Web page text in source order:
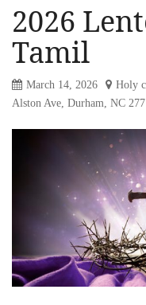
2026
Tamil
March 14, 2026
Holy
Alston Ave, Durham, NC